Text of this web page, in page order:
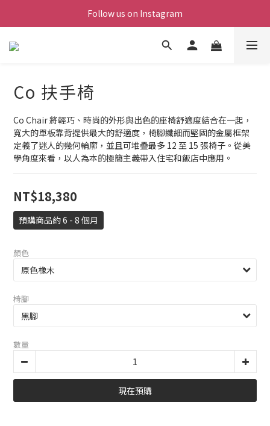
Follow us on Instagram
Co 扶手椅
Co Chair 將輕巧、時尚的外形與出色的座椅舒適度結合在一起，
寬大的單板靠背提供最大的舒適度，椅腳纖細而堅固的金屬框架
定義了迷人的幾何輪廓，並且可堆疊最多 12 至 15 張椅子。從美
學角度來看，以人為本的極簡主義帶入住宅和飯店中應用。
NT$18,380
預購商品約 6 - 8 個月
顏色
椅腳
數量
現在預購